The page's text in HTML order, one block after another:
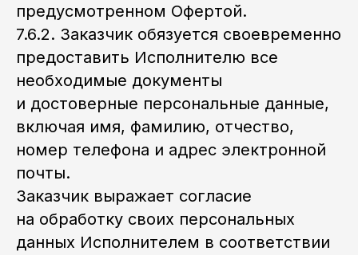
предусмотренном Офертой.
7.6.2. Заказчик обязуется своевременно
предоставить Исполнителю все
необходимые документы
и достоверные персональные данные,
включая имя, фамилию, отчество,
номер телефона и адрес электронной
почты.
Заказчик выражает согласие
на обработку своих персональных
данных Исполнителем в соответствии